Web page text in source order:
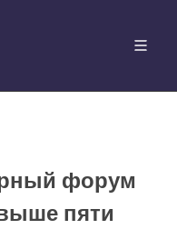
форум
пяти